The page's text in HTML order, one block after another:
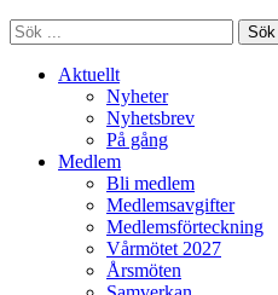
Sök
Aktuellt
Nyheter
Nyhetsbrev
På gång
Medlem
Bli medlem
Medlemsavgifter
Medlemsförteckning
Vårmötet 2027
Årsmöten